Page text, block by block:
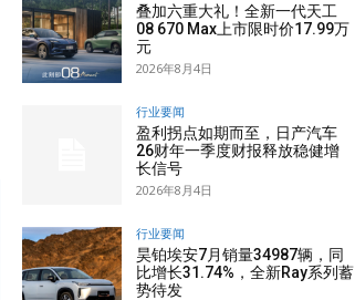
叠加六重大礼！全新一代天工
08 670 Max上市限时价17.99万
元
2026年8月4日
行业要闻
盈利拐点如期而至，日产汽车
26财年一季度财报释放稳健增
长信号
2026年8月4日
行业要闻
昊铂埃安7月销量34987辆，同
比增长31.74%，全新Ray系列蓄
势待发